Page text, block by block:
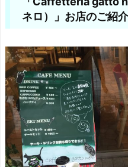
ネロ）」お店のご紹介